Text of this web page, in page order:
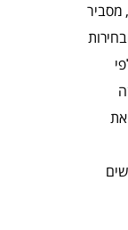
מסביר
את